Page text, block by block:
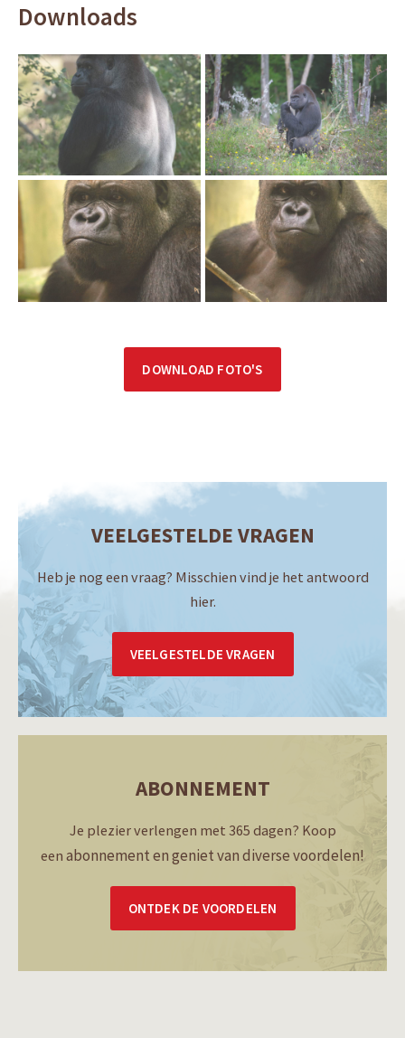
Downloads
DOWNLOAD FOTO'S
VEELGESTELDE VRAGEN
Heb je nog een vraag? Misschien vind je het antwoord
hier.
VEELGESTELDE VRAGEN
ABONNEMENT
Je plezier verlengen met 365 dagen? Koop
een abonnement en geniet van diverse voordelen!
ONTDEK DE VOORDELEN